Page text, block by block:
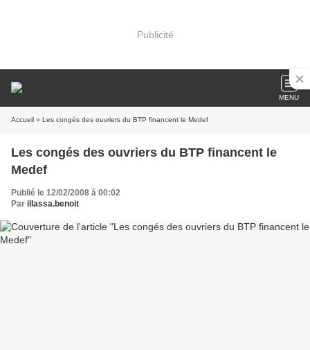
Publicité
MENU
Accueil » Les congés des ouvriers du BTP financent le Medef
Les congés des ouvriers du BTP financent le
Medef
Publié le 12/02/2008 à 00:02
Par illassa.benoit